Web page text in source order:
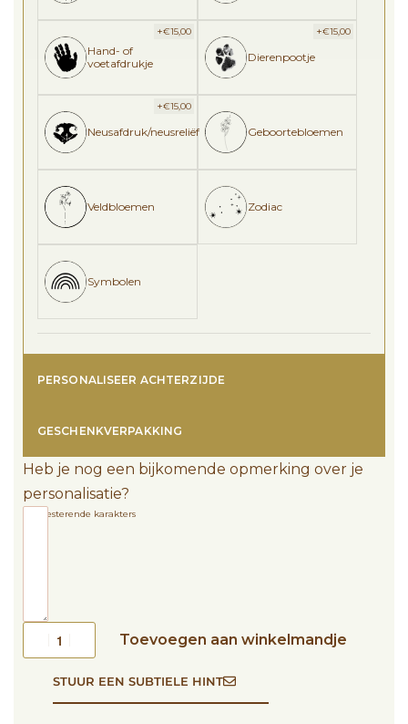
Hand- of
voetafdrukje
+€15,00
Dierenpootje
+€15,00
Neusafdruk/neusreliëf
+€15,00
Geboortebloemen
Veldbloemen Zodiac
Symbolen
PERSONALISEER ACHTERZIJDE
GESCHENKVERPAKKING
Heb je nog een bijkomende opmerking over je
personalisatie?
resterende karakters
Toevoegen aan winkelmandje
STUUR EEN SUBTIELE HINT